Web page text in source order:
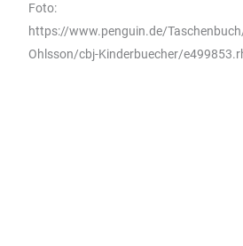
Foto:
https://www.penguin.de/
Ohlsson/cbj-Kinderbuecher/